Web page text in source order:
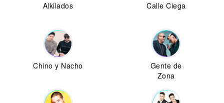
Alkilados Calle Ciega
Chino y Nacho
Gente de
Zona